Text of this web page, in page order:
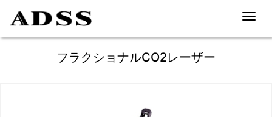
フラクショナルCO2レーザー